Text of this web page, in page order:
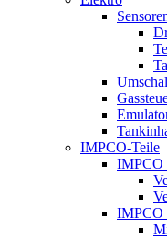
IMPCO-Teile
IMPCO
IMPCO